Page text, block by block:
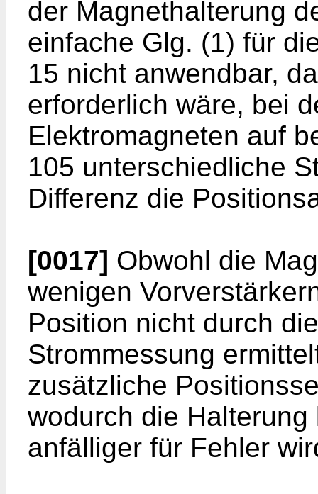
der Magnethalterung
einfache Glg. (1) für
15 nicht anwendbar,
erforderlich wäre, bei
Elektromagneten auf
105 unterschiedliche
Differenz die
[0017] Obwohl die
wenigen
Position nicht durch
Strommessung
zusätzliche
wodurch die
anfälliger für Fehler